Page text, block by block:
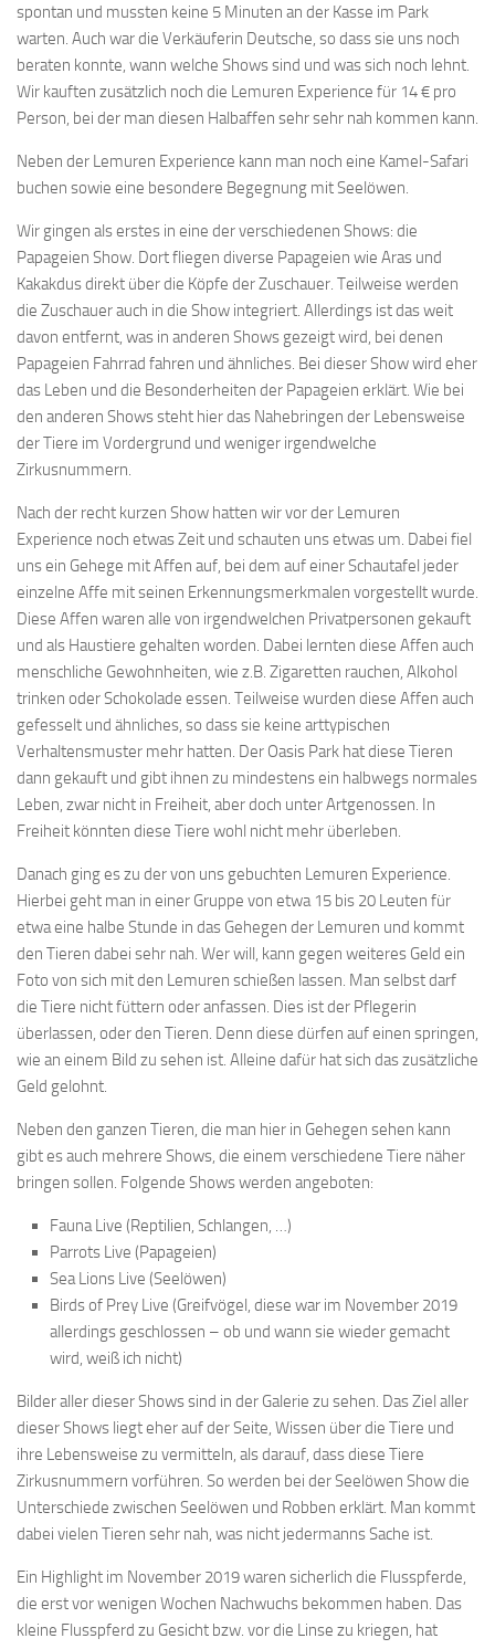
spontan und mussten keine 5 Minuten an der Kasse im Park
warten. Auch war die Verkäuferin Deutsche, so dass sie uns noch
beraten konnte, wann welche Shows sind und was sich noch lehnt.
Wir kauften zusätzlich noch die Lemuren Experience für 14 € pro
Person, bei der man diesen Halbaffen sehr sehr nah kommen kann.
Neben der Lemuren Experience kann man noch eine Kamel-Safari
buchen sowie eine besondere Begegnung mit Seelöwen.
Wir gingen als erstes in eine der verschiedenen Shows: die
Papageien Show. Dort fliegen diverse Papageien wie Aras und
Kakakdus direkt über die Köpfe der Zuschauer. Teilweise werden
die Zuschauer auch in die Show integriert. Allerdings ist das weit
davon entfernt, was in anderen Shows gezeigt wird, bei denen
Papageien Fahrrad fahren und ähnliches. Bei dieser Show wird eher
das Leben und die Besonderheiten der Papageien erklärt. Wie bei
den anderen Shows steht hier das Nahebringen der Lebensweise
der Tiere im Vordergrund und weniger irgendwelche
Zirkusnummern.
Nach der recht kurzen Show hatten wir vor der Lemuren
Experience noch etwas Zeit und schauten uns etwas um. Dabei fiel
uns ein Gehege mit Affen auf, bei dem auf einer Schautafel jeder
einzelne Affe mit seinen Erkennungsmerkmalen vorgestellt wurde.
Diese Affen waren alle von irgendwelchen Privatpersonen gekauft
und als Haustiere gehalten worden. Dabei lernten diese Affen auch
menschliche Gewohnheiten, wie z.B. Zigaretten rauchen, Alkohol
trinken oder Schokolade essen. Teilweise wurden diese Affen auch
gefesselt und ähnliches, so dass sie keine arttypischen
Verhaltensmuster mehr hatten. Der Oasis Park hat diese Tieren
dann gekauft und gibt ihnen zu mindestens ein halbwegs normales
Leben, zwar nicht in Freiheit, aber doch unter Artgenossen. In
Freiheit könnten diese Tiere wohl nicht mehr überleben.
Danach ging es zu der von uns gebuchten Lemuren Experience.
Hierbei geht man in einer Gruppe von etwa 15 bis 20 Leuten für
etwa eine halbe Stunde in das Gehegen der Lemuren und kommt
den Tieren dabei sehr nah. Wer will, kann gegen weiteres Geld ein
Foto von sich mit den Lemuren schießen lassen. Man selbst darf
die Tiere nicht füttern oder anfassen. Dies ist der Pflegerin
überlassen, oder den Tieren. Denn diese dürfen auf einen springen,
wie an einem Bild zu sehen ist. Alleine dafür hat sich das zusätzliche
Geld gelohnt.
Neben den ganzen Tieren, die man hier in Gehegen sehen kann
gibt es auch mehrere Shows, die einem verschiedene Tiere näher
bringen sollen. Folgende Shows werden angeboten:
Fauna Live (Reptilien, Schlangen, …)
Parrots Live (Papageien)
Sea Lions Live (Seelöwen)
Birds of Prey Live (Greifvögel, diese war im November 2019
allerdings geschlossen – ob und wann sie wieder gemacht
wird, weiß ich nicht)
Bilder aller dieser Shows sind in der Galerie zu sehen. Das Ziel aller
dieser Shows liegt eher auf der Seite, Wissen über die Tiere und
ihre Lebensweise zu vermitteln, als darauf, dass diese Tiere
Zirkusnummern vorführen. So werden bei der Seelöwen Show die
Unterschiede zwischen Seelöwen und Robben erklärt. Man kommt
dabei vielen Tieren sehr nah, was nicht jedermanns Sache ist.
Ein Highlight im November 2019 waren sicherlich die Flusspferde,
die erst vor wenigen Wochen Nachwuchs bekommen haben. Das
kleine Flusspferd zu Gesicht bzw. vor die Linse zu kriegen, hat